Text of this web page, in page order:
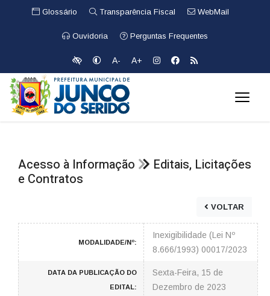
Glossário Transparência Fiscal WebMail
Ouvidoria Perguntas Frequentes
A- A+
Acesso à Informação
Editais, Licitações
e Contratos
VOLTAR
MODALIDADE/Nº:
Inexigibilidade (Lei Nº
8.666/1993) 00017/2023
DATA DA PUBLICAÇÃO DO
EDITAL:
Sexta-Feira, 15 de
Dezembro de 2023